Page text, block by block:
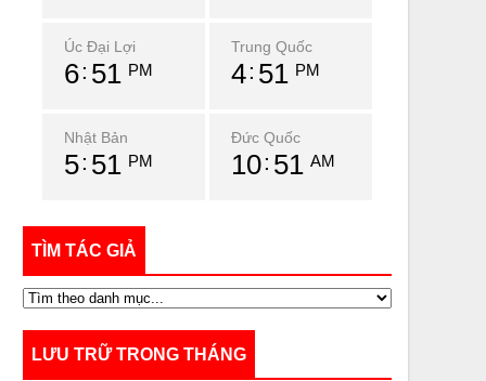
Úc Đại Lợi
6 51 PM
Trung Quốc
4 51 PM
Nhật Bản
5 51 PM
Đức Quốc
10 51 AM
TÌM TÁC GIẢ
LƯU TRỮ TRONG THÁNG